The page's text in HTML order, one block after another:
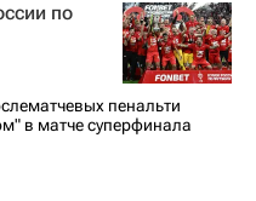
по
пенальти
в матче суперфинала